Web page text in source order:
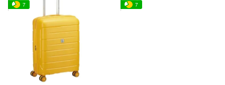
7
7